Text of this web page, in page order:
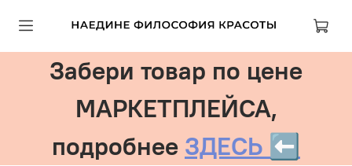
Забери товар по цене
МАРКЕТПЛЕЙСА,
подробнее ЗДЕСЬ ⬅️